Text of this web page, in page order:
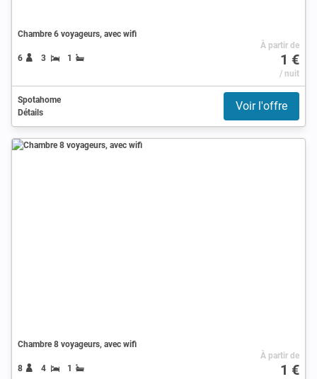
Chambre 6 voyageurs, avec wifi
6 3 1
À partir de
1 €
/ nuit
Spotahome
Détails
Voir l'offre
Chambre 8 voyageurs, avec wifi
8 4 1
À partir de
1 €